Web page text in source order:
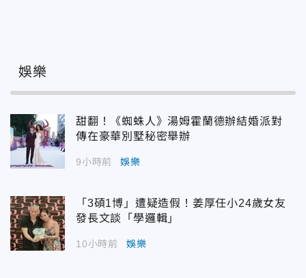
娛樂
甜翻！《蜘蛛人》湯姆霍蘭德辦結婚派對
傳在豪華別墅秘密舉辦
9小時前 娛樂
「3碩1博」遭疑造假！姜厚任小24歲女友
發長文談「學邏輯」
10小時前 娛樂